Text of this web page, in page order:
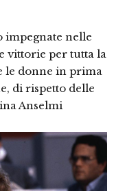
impegnate nelle
vittorie per tutta la
le donne in prima
di rispetto delle
Anselmi